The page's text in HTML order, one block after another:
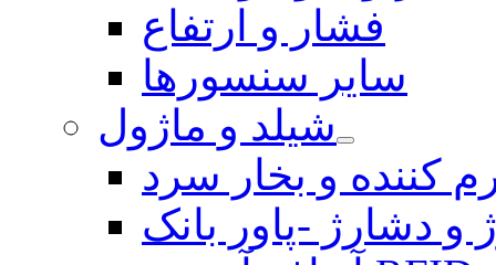
فشار و ارتفاع
سایر سنسورها
شیلد و ماژول
کننده و بخار سرد
و دشارژ -پاور بانک